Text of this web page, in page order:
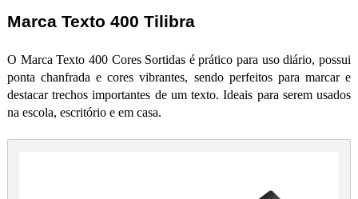
Marca Texto 400 Tilibra
O Marca Texto 400 Cores Sortidas é prático para uso diário, possui
ponta chanfrada e cores vibrantes, sendo perfeitos para marcar e
destacar trechos importantes de um texto. Ideais para serem usados
na escola, escritório e em casa.